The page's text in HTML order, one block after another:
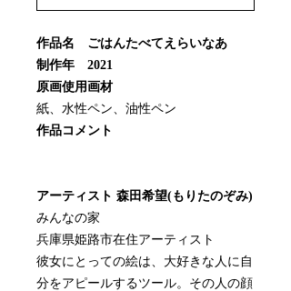
作品名 ごはんたべてえらいなあ
制作年 2021
原画使用画材
紙、水性ペン、油性ペン
作品コメント
アーティスト 森田希望(もりたのぞみ)
みんなの家
兵庫県姫路市在住アーティスト
彼女にとっての絵は、大好きな人に自
分をアピールするツール。その人の顔